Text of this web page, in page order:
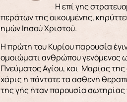
Η επί γης
περάτων της οικουμένης,
ημών Ιησού Χριστού.
Η πρώτη του Κυρίου παρουσία
ομοιώματι ανθρώπου γενόμενος
Πνεύματος Αγίου, και Μαρίας
χάρις η πάντοτε τα ασθενή
της γής ήταν παρουσία σωτηρίας